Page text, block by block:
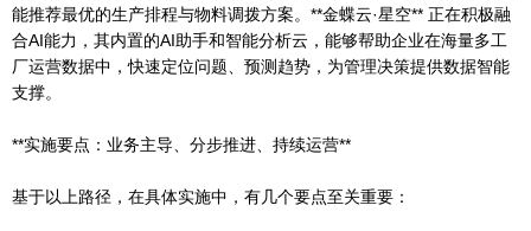
能推荐最优的生产排程与物料调拨方案。**金蝶云·星空** 正在积极融
合AI能力，其内置的AI助手和智能分析云，能够帮助企业在海量多工
厂运营数据中，快速定位问题、预测趋势，为管理决策提供数据智能
支撑。
**实施要点：业务主导、分步推进、持续运营**
基于以上路径，在具体实施中，有几个要点至关重要：